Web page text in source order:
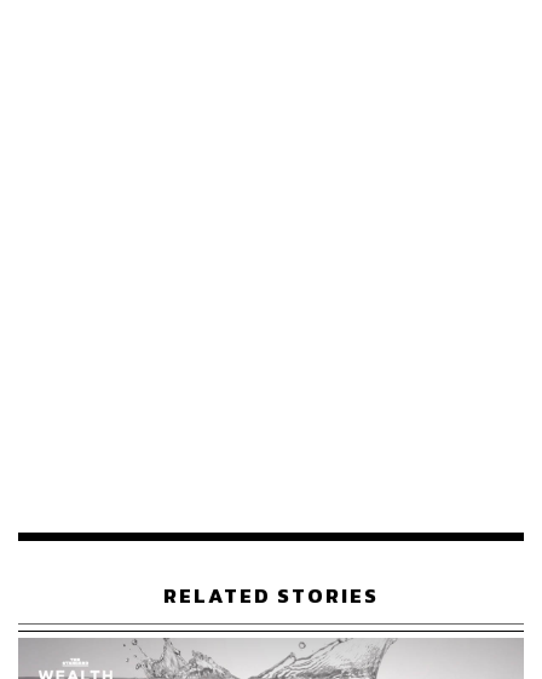
แอปพลิเคชันใหม่ทั้งหมด’ และเริ่มทยอยอัปเดต OTA (Over-
Series, Reno 12 Series และ A Series ส่วนรุ่นอื่นๆ ระบุว่า
จะตามมาในวันที่ 27 มกราคม
RELATED STORIES